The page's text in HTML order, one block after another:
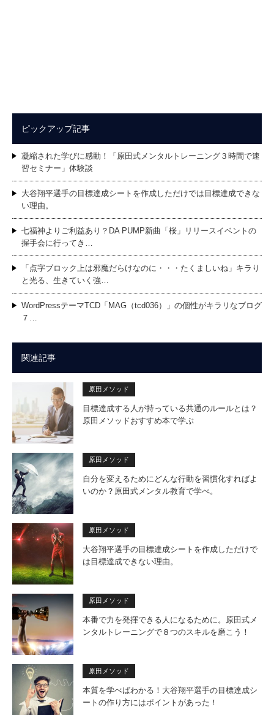
ピックアップ記事
凝縮された学びに感動！「原田式メンタルトレーニング３時間で速
習セミナー」体験談
大谷翔平選手の目標達成シートを作成しただけでは目標達成できな
い理由。
七福神よりご利益あり？DA PUMP新曲「桜」リリースイベントの
握手会に行ってき…
「点字ブロック上は邪魔だらけなのに・・・たくましいね」キラり
と光る、生きていく強…
WordPressテーマTCD「MAG（tcd036）」の個性がキラリなブログ
７…
関連記事
原田メソッド
目標達成する人が持っている共通のルールとは？
原田メソッドおすすめ本で学ぶ
原田メソッド
自分を変えるためにどんな行動を習慣化すればよ
いのか？原田式メンタル教育で学べ。
原田メソッド
大谷翔平選手の目標達成シートを作成しただけで
は目標達成できない理由。
原田メソッド
本番で力を発揮できる人になるために。原田式メ
ンタルトレーニングで８つのスキルを磨こう！
原田メソッド
本質を学べばわかる！大谷翔平選手の目標達成シ
ートの作り方にはポイントがあった！